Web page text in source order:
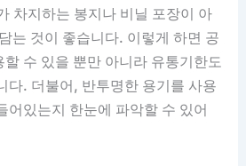
차지하는 봉지나 비닐 포장이 아
는 것이 좋습니다. 이렇게 하면 공
수 있을 뿐만 아니라 유통기한도
다. 더불어, 반투명한 용기를 사용
어있는지 한눈에 파악할 수 있어